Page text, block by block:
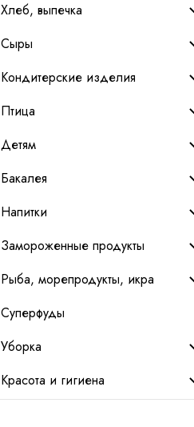
Хлеб, выпечка
Сыры
Кондитерские изделия
Птица
Детям
Бакалея
Напитки
Замороженные продукты
Рыба, морепродукты, икра
Суперфуды
Уборка
Красота и гигиена